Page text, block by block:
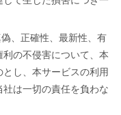
、正確性、最新性、有
の不侵害について、本
し、本サービスの利用
は一切の責任を負わな